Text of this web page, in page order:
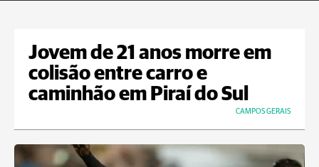
Jovem de 21 anos morre em
colisão entre carro e
caminhão em Piraí do Sul
CAMPOS GERAIS